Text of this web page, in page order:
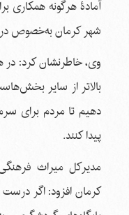
آمادۀ هرگونه همکاری
شهر کرمان به‌خصوص
وی، خاطرنشان کرد: در
بالاتر از سایر
دهیم تا مردم برای
پیدا کنند.
مدیرکل میراث
کرمان افزود: اگر درست